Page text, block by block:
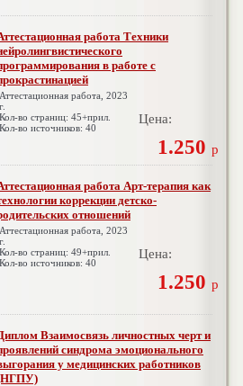
работа Техники
в работе с
Аттестационная работа, 2023
г.
Кол-во страниц: 45+прил.
Кол-во источников: 40
Цена:
1.250 р
работа Арт-терапия как
коррекции детско-
отношений
Аттестационная работа, 2023
г.
Кол-во страниц: 49+прил.
Кол-во источников: 40
Цена:
1.250 р
Взаимосвязь личностных черт и
синдрома эмоционального
у медицинских работников